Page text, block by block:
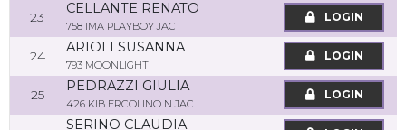
23
CELLANTE RENATO
758 IMA PLAYBOY JAC
LOGIN
24
ARIOLI SUSANNA
793 MOONLIGHT
LOGIN
25
PEDRAZZI GIULIA
426 KIB ERCOLINO N JAC
LOGIN
SERINO CLAUDIA